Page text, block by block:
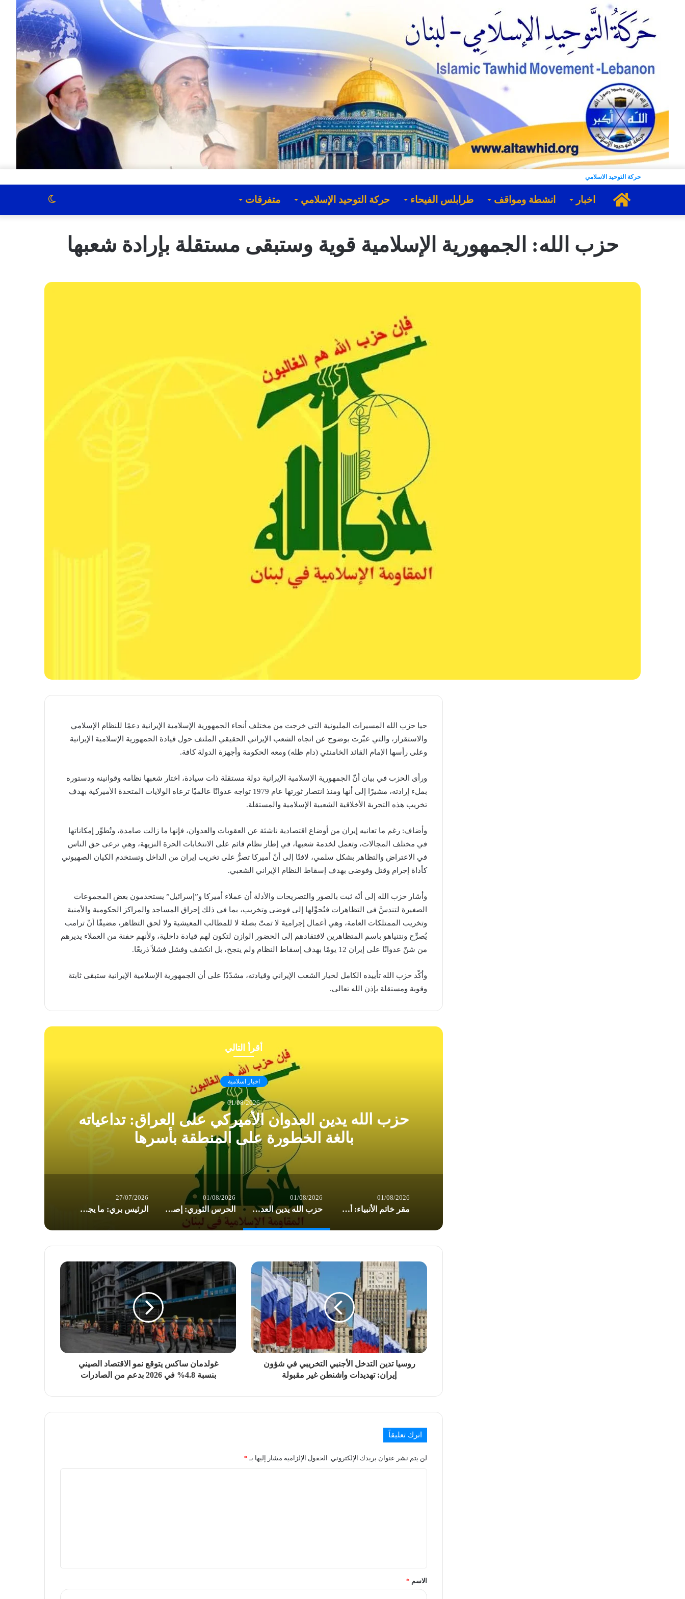
حركة التوحيد الاسلامي
الرئيسية
اخبار انشطة ومواقف طرابلس الفيحاء حركة التوحيد الإسلامي متفرقات الوضع
حزب الله: الجمهورية الإسلامية قوية وستبقى مستقلة بإرادة شعبها
حيا حزب الله المسيرات المليونية التي خرجت من مختلف أنحاء الجمهورية الإسلامية الإيرانية دعمًا للنظام الإسلامي
والاستقرار، والتي عبّرت بوضوح عن اتجاه الشعب الإيراني الحقيقي الملتف حول قيادة الجمهورية الإسلامية الإيرانية
وعلى رأسها الإمام القائد الخامنئي (دام ظله) ومعه الحكومة وأجهزة الدولة كافة.
ورأى الحزب في بيان أنّ الجمهورية الإسلامية الإيرانية دولة مستقلة ذات سيادة، اختار شعبها نظامه وقوانينه ودستوره
بملء إرادته، مشيرًا إلى أنها ومنذ انتصار ثورتها عام 1979 ‏تواجه عدوانًا عالميًا ترعاه الولايات المتحدة الأميركية بهدف
تخريب هذه التجربة الأخلاقية الشعبية الإسلامية والمستقلة. ‏
وأضاف: رغم ما تعانيه إيران من أوضاع اقتصادية ناشئة عن العقوبات والعدوان، فإنها ما زالت صامدة، وتُطوِّر إمكاناتها
في مختلف المجالات، ‏وتعمل لخدمة شعبها، في إطار نظام قائم على الانتخابات الحرة النزيهة، وهي ترعى حق الناس
في الاعتراض والتظاهر بشكل سلمي، لافتًا إلى أنّ أميركا تصرُّ على تخريب إيران من الداخل وتستخدم الكيان الصهيوني
كأداة إجرام وقتل وفوضى بهدف إسقاط النظام ‏الإيراني الشعبي. ‏
وأشار حزب الله إلى أنّه ثبت بالصور والتصريحات والأدلة أن عملاء أميركا و”إسرائيل” يستخدمون بعض المجموعات
الصغيرة لتندسَّ في ‏التظاهرات فتُحوِّلها إلى فوضى وتخريب، بما في ذلك إحراق المساجد والمراكز الحكومية والأمنية
وتخريب الممتلكات ‏العامة، وهي أعمال إجرامية لا تمتّ بصلة لا للمطالب المعيشية ولا لحق التظاهر، مضيفًا أنّ ترامب
يُصرِّح ‏ونتنياهو باسم المتظاهرين لافتقادهم إلى الحضور الوازن لتكون لهم قيادة داخلية، ولأنهم حفنة من العملاء يديرهم
من ‏شنّ عدوانًا على إيران 12 يومًا بهدف إسقاط النظام ولم ينجح، بل انكشف وفشل فشلاً ذريعًا. ‏
وأكّد حزب الله تأييده الكامل لخيار ‏الشعب الإيراني وقيادته، مشدّدًا على أن الجمهورية الإسلامية الإيرانية ستبقى ثابتة
وقوية ومستقلة بإذن الله تعالى.
أقرأ التالي
اخبار اسلامية
01/08/2026
حزب الله يدين العدوان الأميركي على العراق: تداعياته
بالغة الخطورة على المنطقة بأسرها
01/08/2026
مقر خاتم الأنبياء: أميركا تسير بوتيرة نحو إشعال حرب إقليمية شاملة
01/08/2026
حزب الله يدين العدوان الأميركي على العراق: تداعياته بالغة الخطورة على المنطقة بأسرها
01/08/2026
الحرس الثوري: إصابة ناقلتي نفط مخالفتين وإجبارهما على التوقف في مضيق هرمز
27/07/2026
الرئيس بري: ما يجري في “المناطق التجريبية” يؤكد مخاوفنا.. ومتمسّك برفض أي تفاوض مباشر
روسيا تدين التدخل الأجنبي التخريبي في شؤون
إيران: تهديدات واشنطن غير مقبولة
غولدمان ساكس يتوقع نمو الاقتصاد الصيني
بنسبة 4.8% في 2026 بدعم من الصادرات
اترك تعليقاً
لن يتم نشر عنوان بريدك الإلكتروني. الحقول الإلزامية مشار إليها بـ *
الاسم *